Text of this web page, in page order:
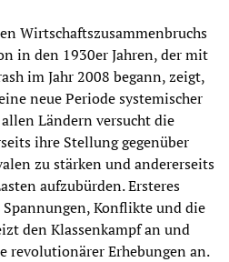
Wirtschaftszusammenbruchs
in den 1930er Jahren, der mit
im Jahr 2008 begann, zeigt,
neue Periode systemischer
Ländern versucht die
ihre Stellung gegenüber
zu stärken und andererseits
aufzubürden. Ersteres
Konflikte und die
den Klassenkampf an und
revolutionärer Erhebungen an.